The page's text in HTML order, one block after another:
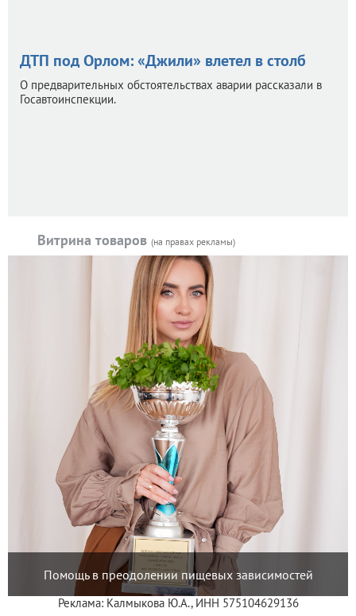
ДТП под Орлом: «Джили» влетел в столб
О предварительных обстоятельствах аварии рассказали в
Госавтоинспекции.
Витрина товаров (на правах рекламы)
Помощь в преодолении пищевых зависимостей
Реклама: Калмыкова Ю.А., ИНН 575104629136